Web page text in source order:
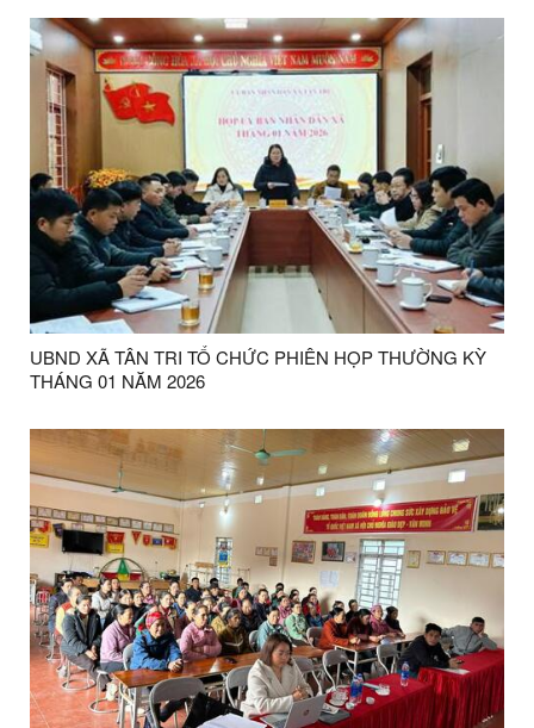
SÁCH NHÀ NƯỚC NĂM 2026
UBND XÃ TÂN TRI TỔ CHỨC PHIÊN HỌP THƯỜNG KỲ
THÁNG 01 NĂM 2026